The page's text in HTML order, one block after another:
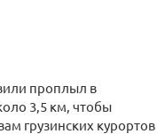
проплыл в
3,5 км, чтобы
грузинских курортов